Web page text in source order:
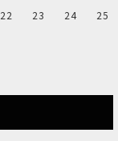
22 23 24 25